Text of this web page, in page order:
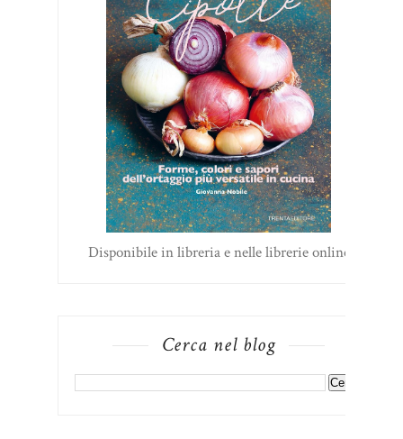
Disponibile in libreria e nelle librerie online
Cerca nel blog